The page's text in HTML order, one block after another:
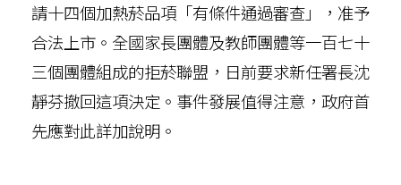
請十四個加熱菸品項「有條件通過審查」，准予
合法上市。全國家長團體及教師團體等一百七十
三個團體組成的拒菸聯盟，日前要求新任署長沈
靜芬撤回這項決定。事件發展值得注意，政府首
先應對此詳加說明。